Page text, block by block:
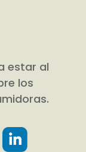
estar al
los